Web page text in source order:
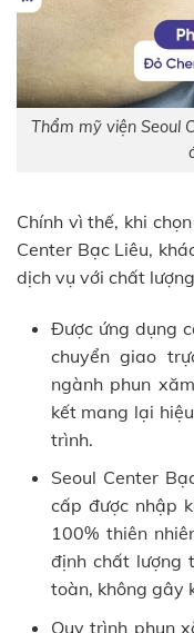
Thẩm mỹ viện Seoul
Chính vì thế, khi
Center Bạc Liêu,
dịch vụ với chất
Được ứng dụng
chuyển giao
ngành phun
kết mang lại
trình.
Seoul Center
cấp được nhập
100% thiên
định chất lượng
toàn, không gây
Quy trình phun